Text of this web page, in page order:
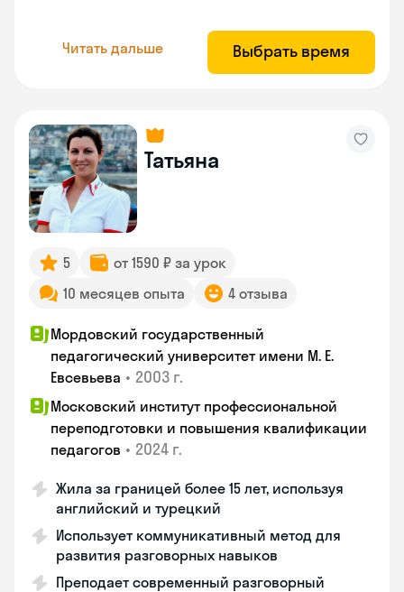
Читать дальше Выбрать время
Татьяна
5
от 1590 ₽ за урок
10 месяцев опыта
4 отзыва
Мордовский государственный
педагогический университет имени М. Е.
Евсевьева • 2003 г.
Московский институт профессиональной
переподготовки и повышения квалификации
педагогов • 2024 г.
Жила за границей более 15 лет, используя
английский и турецкий
Использует коммуникативный метод для
развития разговорных навыков
Преподает современный разговорный